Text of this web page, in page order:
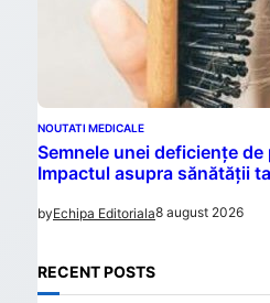
NOUTATI MEDICALE
Semnele unei deficiențe de
Impactul asupra sănătății
byEchipa Editoriala8 august 2026
RECENT POSTS